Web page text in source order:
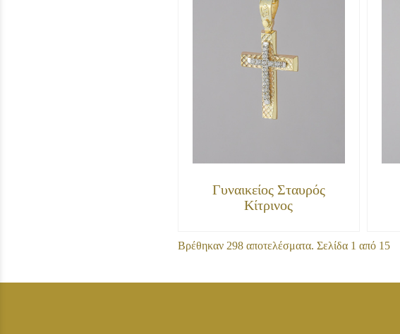
Γυναικείος Σταυρός
Κίτρινος
Βρέθηκαν 298 αποτελέσματα. Σελίδα 1 από 15